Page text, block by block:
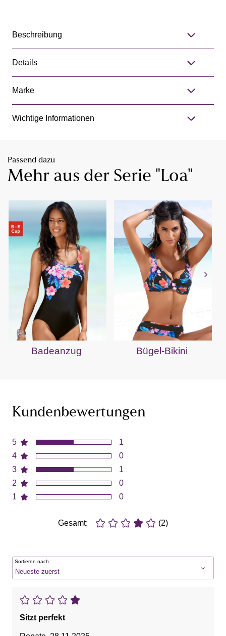
Beschreibung
Details
Marke
Wichtige Informationen
Passend dazu
Mehr aus der Serie "Loa"
Badeanzug Bügel-Bikini
Kundenbewertungen
5
4
3
2
1
1
0
1
0
0
Gesamt: (2)
Sortieren nach
Sitzt perfekt